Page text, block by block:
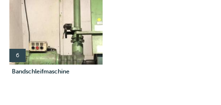
6
Bandschleifmaschine